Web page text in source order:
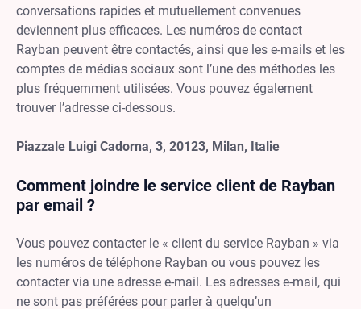
conversations rapides et mutuellement convenues
deviennent plus efficaces. Les numéros de contact
Rayban peuvent être contactés, ainsi que les e-mails et les
comptes de médias sociaux sont l’une des méthodes les
plus fréquemment utilisées. Vous pouvez également
trouver l’adresse ci-dessous.
Piazzale Luigi Cadorna, 3, 20123, Milan, Italie
Comment joindre le service client de Rayban
par email ?
Vous pouvez contacter le « client du service Rayban » via
les numéros de téléphone Rayban ou vous pouvez les
contacter via une adresse e-mail. Les adresses e-mail, qui
ne sont pas préférées pour parler à quelqu’un